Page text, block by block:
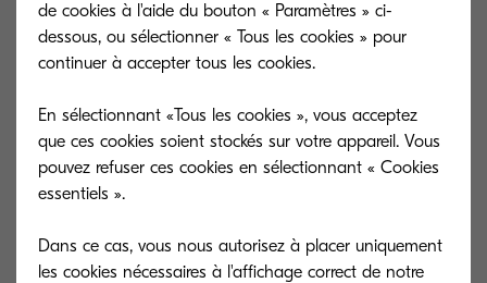
Un outil simple et pratique pour vous au
de cookies à l'aide du bouton « Paramètres » ci-
dessous, ou sélectionner « Tous les cookies » pour
continuer à accepter tous les cookies.
En sélectionnant «Tous les cookies », vous acceptez
que ces cookies soient stockés sur votre appareil. Vous
pouvez refuser ces cookies en sélectionnant « Cookies
essentiels ».
Dans ce cas, vous nous autorisez à placer uniquement
les cookies nécessaires à l'affichage correct de notre